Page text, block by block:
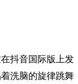
抖音国际版上发
洗脑的旋律跳舞